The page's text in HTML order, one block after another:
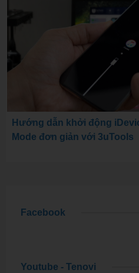
Hướng dẫn khởi động
Mode đơn giản với 3uTools
Facebook
Youtube - Tenovi